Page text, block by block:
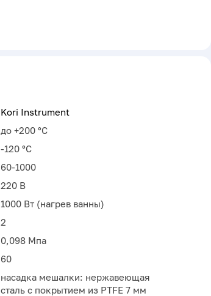
Kori Instrument
до +200 °С
-120 °С
60-1000
220 В
1000 Вт (нагрев ванны)
2
0,098 Мпа
60
насадка мешалки: нержавеющая
сталь с покрытием из PTFE 7 мм